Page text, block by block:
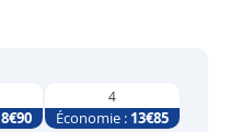
8€90
4
Économie : 13€85